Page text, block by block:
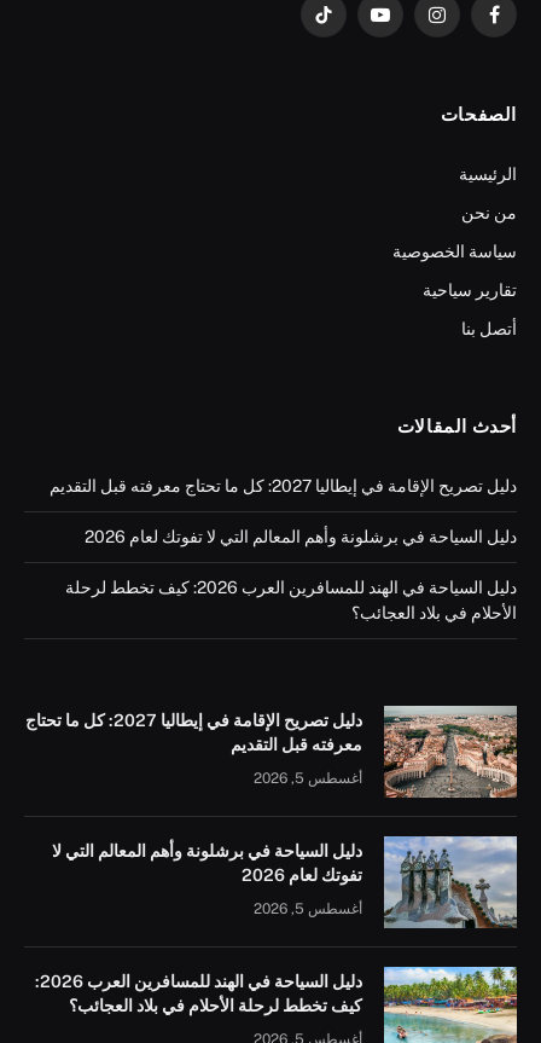
فيسبوكالانستغراميوتيوب تيكتوك
الصفحات
الرئيسية
من نحن
سياسة الخصوصية
تقارير سياحية
أتصل بنا
أحدث المقالات
دليل تصريح الإقامة في إيطاليا 2027: كل ما تحتاج معرفته قبل التقديم
دليل السياحة في برشلونة وأهم المعالم التي لا تفوتك لعام 2026
دليل السياحة في الهند للمسافرين العرب 2026: كيف تخطط لرحلة
الأحلام في بلاد العجائب؟
دليل تصريح الإقامة في إيطاليا 2027: كل ما تحتاج
معرفته قبل التقديم
أغسطس 5, 2026
دليل السياحة في برشلونة وأهم المعالم التي لا
تفوتك لعام 2026
أغسطس 5, 2026
دليل السياحة في الهند للمسافرين العرب 2026:
كيف تخطط لرحلة الأحلام في بلاد العجائب؟
أغسطس 5, 2026